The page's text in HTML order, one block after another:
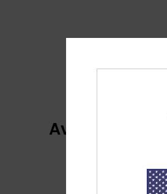
Avis clients